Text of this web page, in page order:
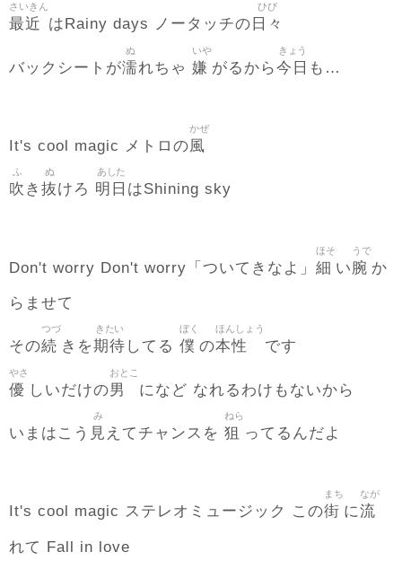
最近
さいきん
はRainy days ノータッチの 日々
ひび
バックシートが濡
ぬ
れちゃ 嫌
いや
がるから今日
きょう
も…
It's cool magic メトロの風
かぜ
吹
ふ
き 抜
ぬ
けろ 明日
あした
はShining sky
Don't worry Don't worry「ついてきなよ」 細
ほそ
い腕
うで
か
らませて
その続
つづ
きを期待
きたい
してる 僕
ぼく
の本性
ほんしょう
です
優
やさ
しいだけの男
おとこ
になど なれるわけもないから
いまはこう 見
み
えてチャンスを 狙
ねら
ってるんだよ
It's cool magic ステレオミュージック この街
まち
に流
なが
れて Fall in love